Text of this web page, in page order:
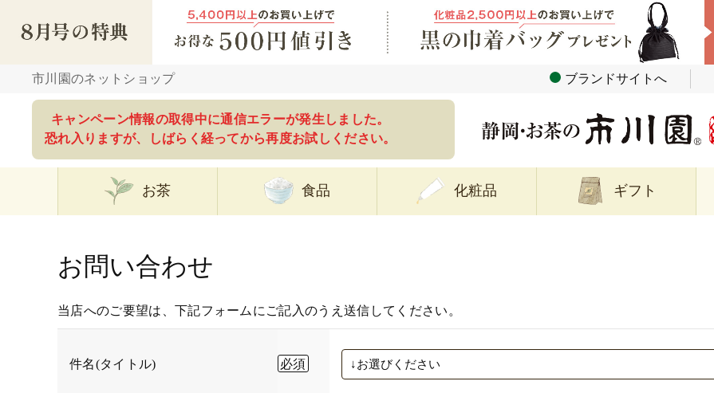
市川園のネットショップ ブランドサイトへ
キャンペーン情報の取得中に通信エラーが発生しました。
恐れ入りますが、しばらく経ってから再度お試しください。
お茶 食品 化粧品 ギフト
お問い合わせ
当店へのご要望は、下記フォームにご記入のうえ送信してください。
件名(タイトル)